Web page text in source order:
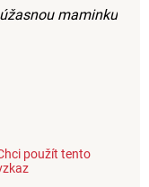
maminku
použít tento